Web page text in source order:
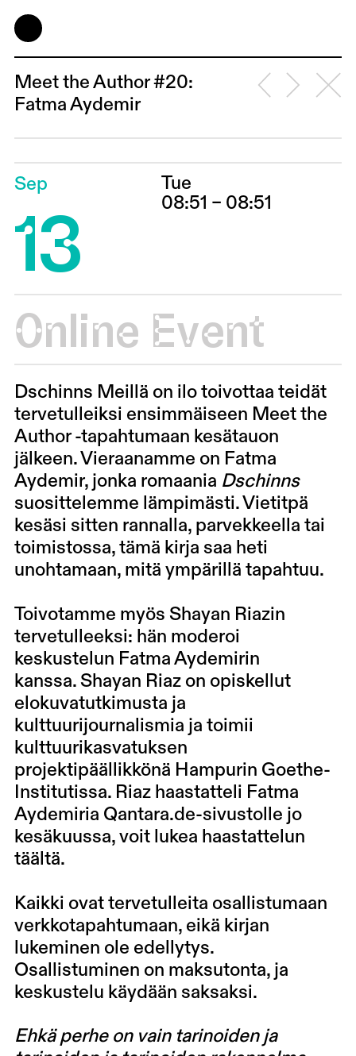
Meet the Author #20:
Fatma Aydemir
Sep
13
Tue
08:51 – 08:51
Online Event
Dschinns Meillä on ilo toivottaa teidät
tervetulleiksi ensimmäiseen Meet the
Author -tapahtumaan kesätauon
jälkeen. Vieraanamme on Fatma
Aydemir, jonka romaania Dschinns
suosittelemme lämpimästi. Vietitpä
kesäsi sitten rannalla, parvekkeella tai
toimistossa, tämä kirja saa heti
unohtamaan, mitä ympärillä tapahtuu.
Toivotamme myös Shayan Riazin
tervetulleeksi: hän moderoi
keskustelun Fatma Aydemirin
kanssa. Shayan Riaz on opiskellut
elokuvatutkimusta ja
kulttuurijournalismia ja toimii
kulttuurikasvatuksen
projektipäällikkönä Hampurin Goethe-
Institutissa. Riaz haastatteli Fatma
Aydemiria Qantara.de-sivustolle jo
kesäkuussa, voit lukea haastattelun
täältä.
Kaikki ovat tervetulleita osallistumaan
verkkotapahtumaan, eikä kirjan
lukeminen ole edellytys.
Osallistuminen on maksutonta, ja
keskustelu käydään saksaksi.
Ehkä perhe on vain tarinoiden ja